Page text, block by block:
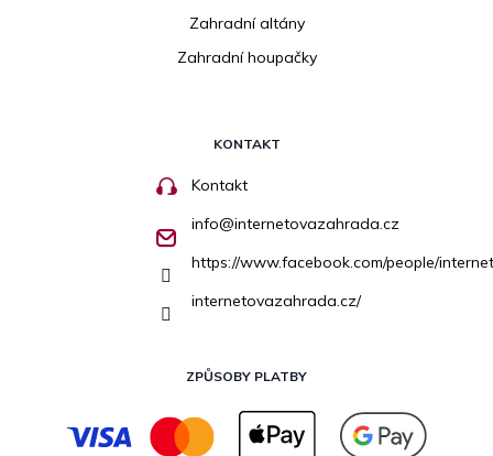
Zahradní altány
Zahradní houpačky
KONTAKT
Kontakt
info@internetovazahrada.cz
https://www.facebook.com/people/
internetovazahrada.cz/
ZPŮSOBY PLATBY